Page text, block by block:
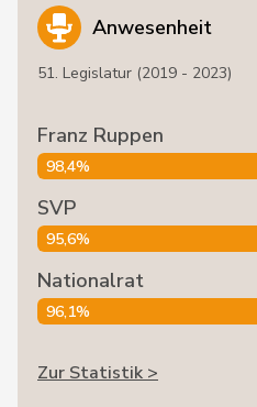
Anwesenheit
51. Legislatur (2019 - 2023)
Franz Ruppen
98,4%
SVP
95,6%
Nationalrat
96,1%
Zur Statistik >